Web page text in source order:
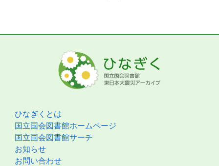
ひなぎくとは
国立国会図書館ホームページ
国立国会図書館サーチ
お知らせ
お問い合わせ